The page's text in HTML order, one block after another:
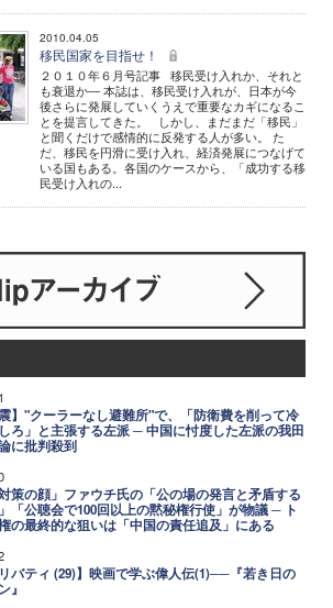
2010.04.05
移民国家を目指せ！
２０１０年６月号記事 移民受け入れか、それと
も衰退か― 本誌は、移民受け入れが、日本が今
後さらに発展していくうえで重要なカギになるこ
とを提言してきた。 しかし、まだまだ「移民」
と聞くだけで感情的に反発する人が多い。 た
だ、移民を円滑に受け入れ、経済発展につなげて
いる国もある。各国のケースから、「成功する移
民受け入れの...
震】"クーラーなし避難所"で、「防衛費を削って冷
ろ」と主張する左派 ─ 中国に忖度した左派の我田
に批判殺到
対策の顔」ファウチ氏の「公の場の発言と矛盾する
「公聴会で100回以上の黙秘権行使」が物議 ─ ト
の最終的な狙いは「中国の責任追及」にある
リバティ (29)】映画で学ぶ偉人伝(1)──『若き日の
』